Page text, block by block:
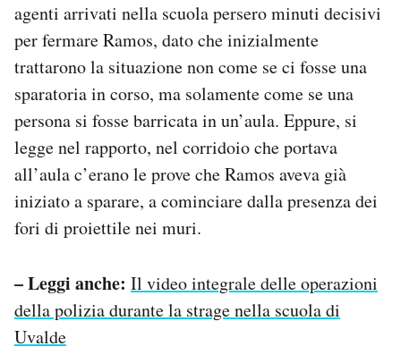
agenti arrivati nella scuola persero minuti decisivi
per fermare Ramos, dato che inizialmente
trattarono la situazione non come se ci fosse una
sparatoria in corso, ma solamente come se una
persona si fosse barricata in un’aula. Eppure, si
legge nel rapporto, nel corridoio che portava
all’aula c’erano le prove che Ramos aveva già
iniziato a sparare, a cominciare dalla presenza dei
fori di proiettile nei muri.
– Leggi anche: Il video integrale delle operazioni
della polizia durante la strage nella scuola di
Uvalde